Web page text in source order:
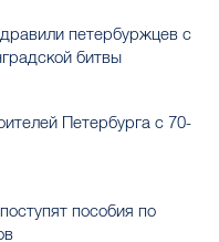
петербуржцев с
битвы
Петербурга с 70-
пособия по